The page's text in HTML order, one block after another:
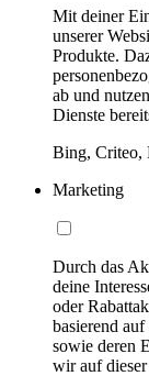
Mit deiner
unserer
Produkte.
ab und
Dienste
Bing, Criteo,
Marketing
Durch das
deine
oder
basierend
sowie deren
wir auf